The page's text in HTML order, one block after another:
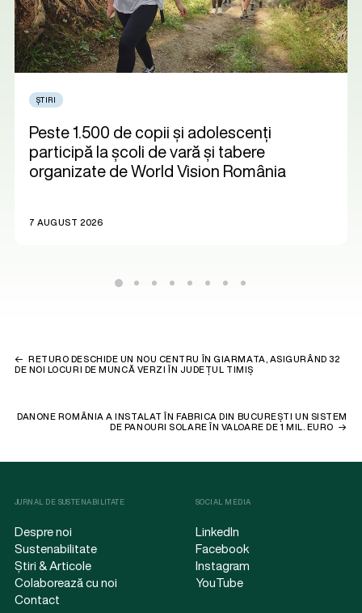
ȘTIRI
Peste 1.500 de copii și adolescenți
participă la școli de vară și tabere
organizate de World Vision România
7 AUGUST 2026
RETURO DESCHIDE UN NOU CENTRU ÎN GIARMATA, ASIGURÂND 32
DE NOI LOCURI DE MUNCĂ VERZI ÎN JUDEȚUL TIMIȘ
DANONE ROMÂNIA A INSTALAT ÎN FABRICA DIN BUCUREȘTI UN SISTEM
DE PANOURI SOLARE ÎN VALOARE DE 1 MIL. EURO
JURNAL DE SUSTENABILITATE
Despre noi
Sustenabilitate
Știri & Articole
Colaborează cu noi
Contact
SOCIAL MEDIA
LinkedIn
Facebook
Instagram
YouTube